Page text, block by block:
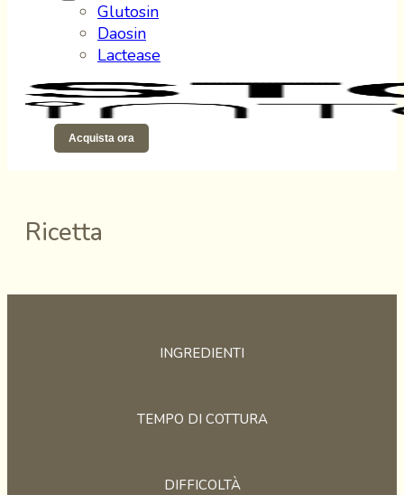
Glutosin
Daosin
Lactease
Acquista ora
Ricetta
INGREDIENTI
TEMPO DI COTTURA
DIFFICOLTÀ